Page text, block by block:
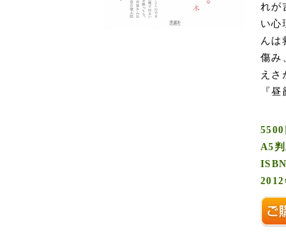
れが
い心
んは
傷み
えさ
『
5500
A5